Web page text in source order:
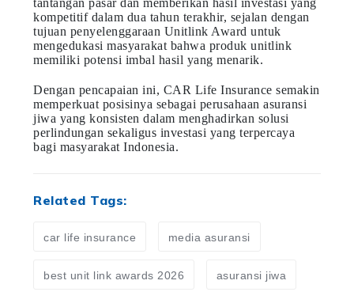
kompetitif dalam dua tahun terakhir, sejalan dengan
tujuan penyelenggaraan Unitlink Award untuk
mengedukasi masyarakat bahwa produk unitlink
memiliki potensi imbal hasil yang menarik.
Dengan pencapaian ini, CAR Life Insurance semakin
memperkuat posisinya sebagai perusahaan asuransi
jiwa yang konsisten dalam menghadirkan solusi
perlindungan sekaligus investasi yang terpercaya
bagi masyarakat Indonesia.
Related Tags:
car life insurance media asuransi
best unit link awards 2026 asuransi jiwa